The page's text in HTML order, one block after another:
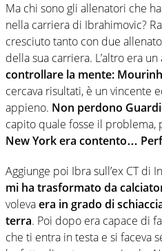
Ma chi sono gli allenatori che
nella carriera di Ibrahimovic?
cresciuto tanto con due
della sua carriera. L’altro era
controllare la mente:
cercava risultati, è un vincente
appieno. Non perdono
capito quale fosse il problema,
New York era contento…
Aggiunge poi Ibra sull’ex CT di
mi ha trasformato da
volevaera in grado di
terra. Poi dopo era capace di
che ti entra in testa e si faceva